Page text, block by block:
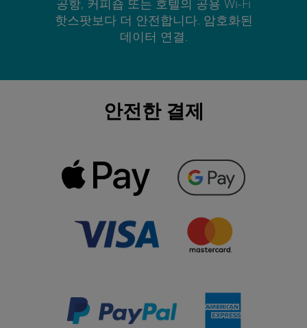
공항, 커피숍 또는 호텔의 공용 Wi-Fi
핫스팟보다 더 안전합니다. 암호화된
데이터 연결.
안전한 결제